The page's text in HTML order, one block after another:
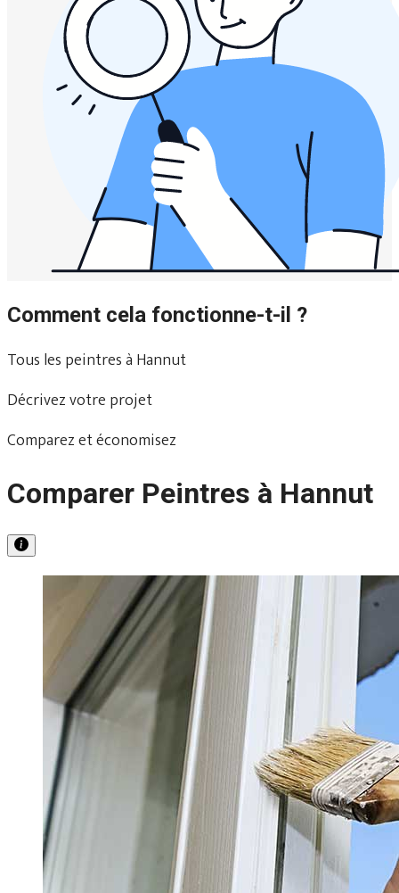
Comment cela fonctionne-t-il ?
Tous les peintres à Hannut
Décrivez votre projet
Comparez et économisez
Comparer Peintres à Hannut